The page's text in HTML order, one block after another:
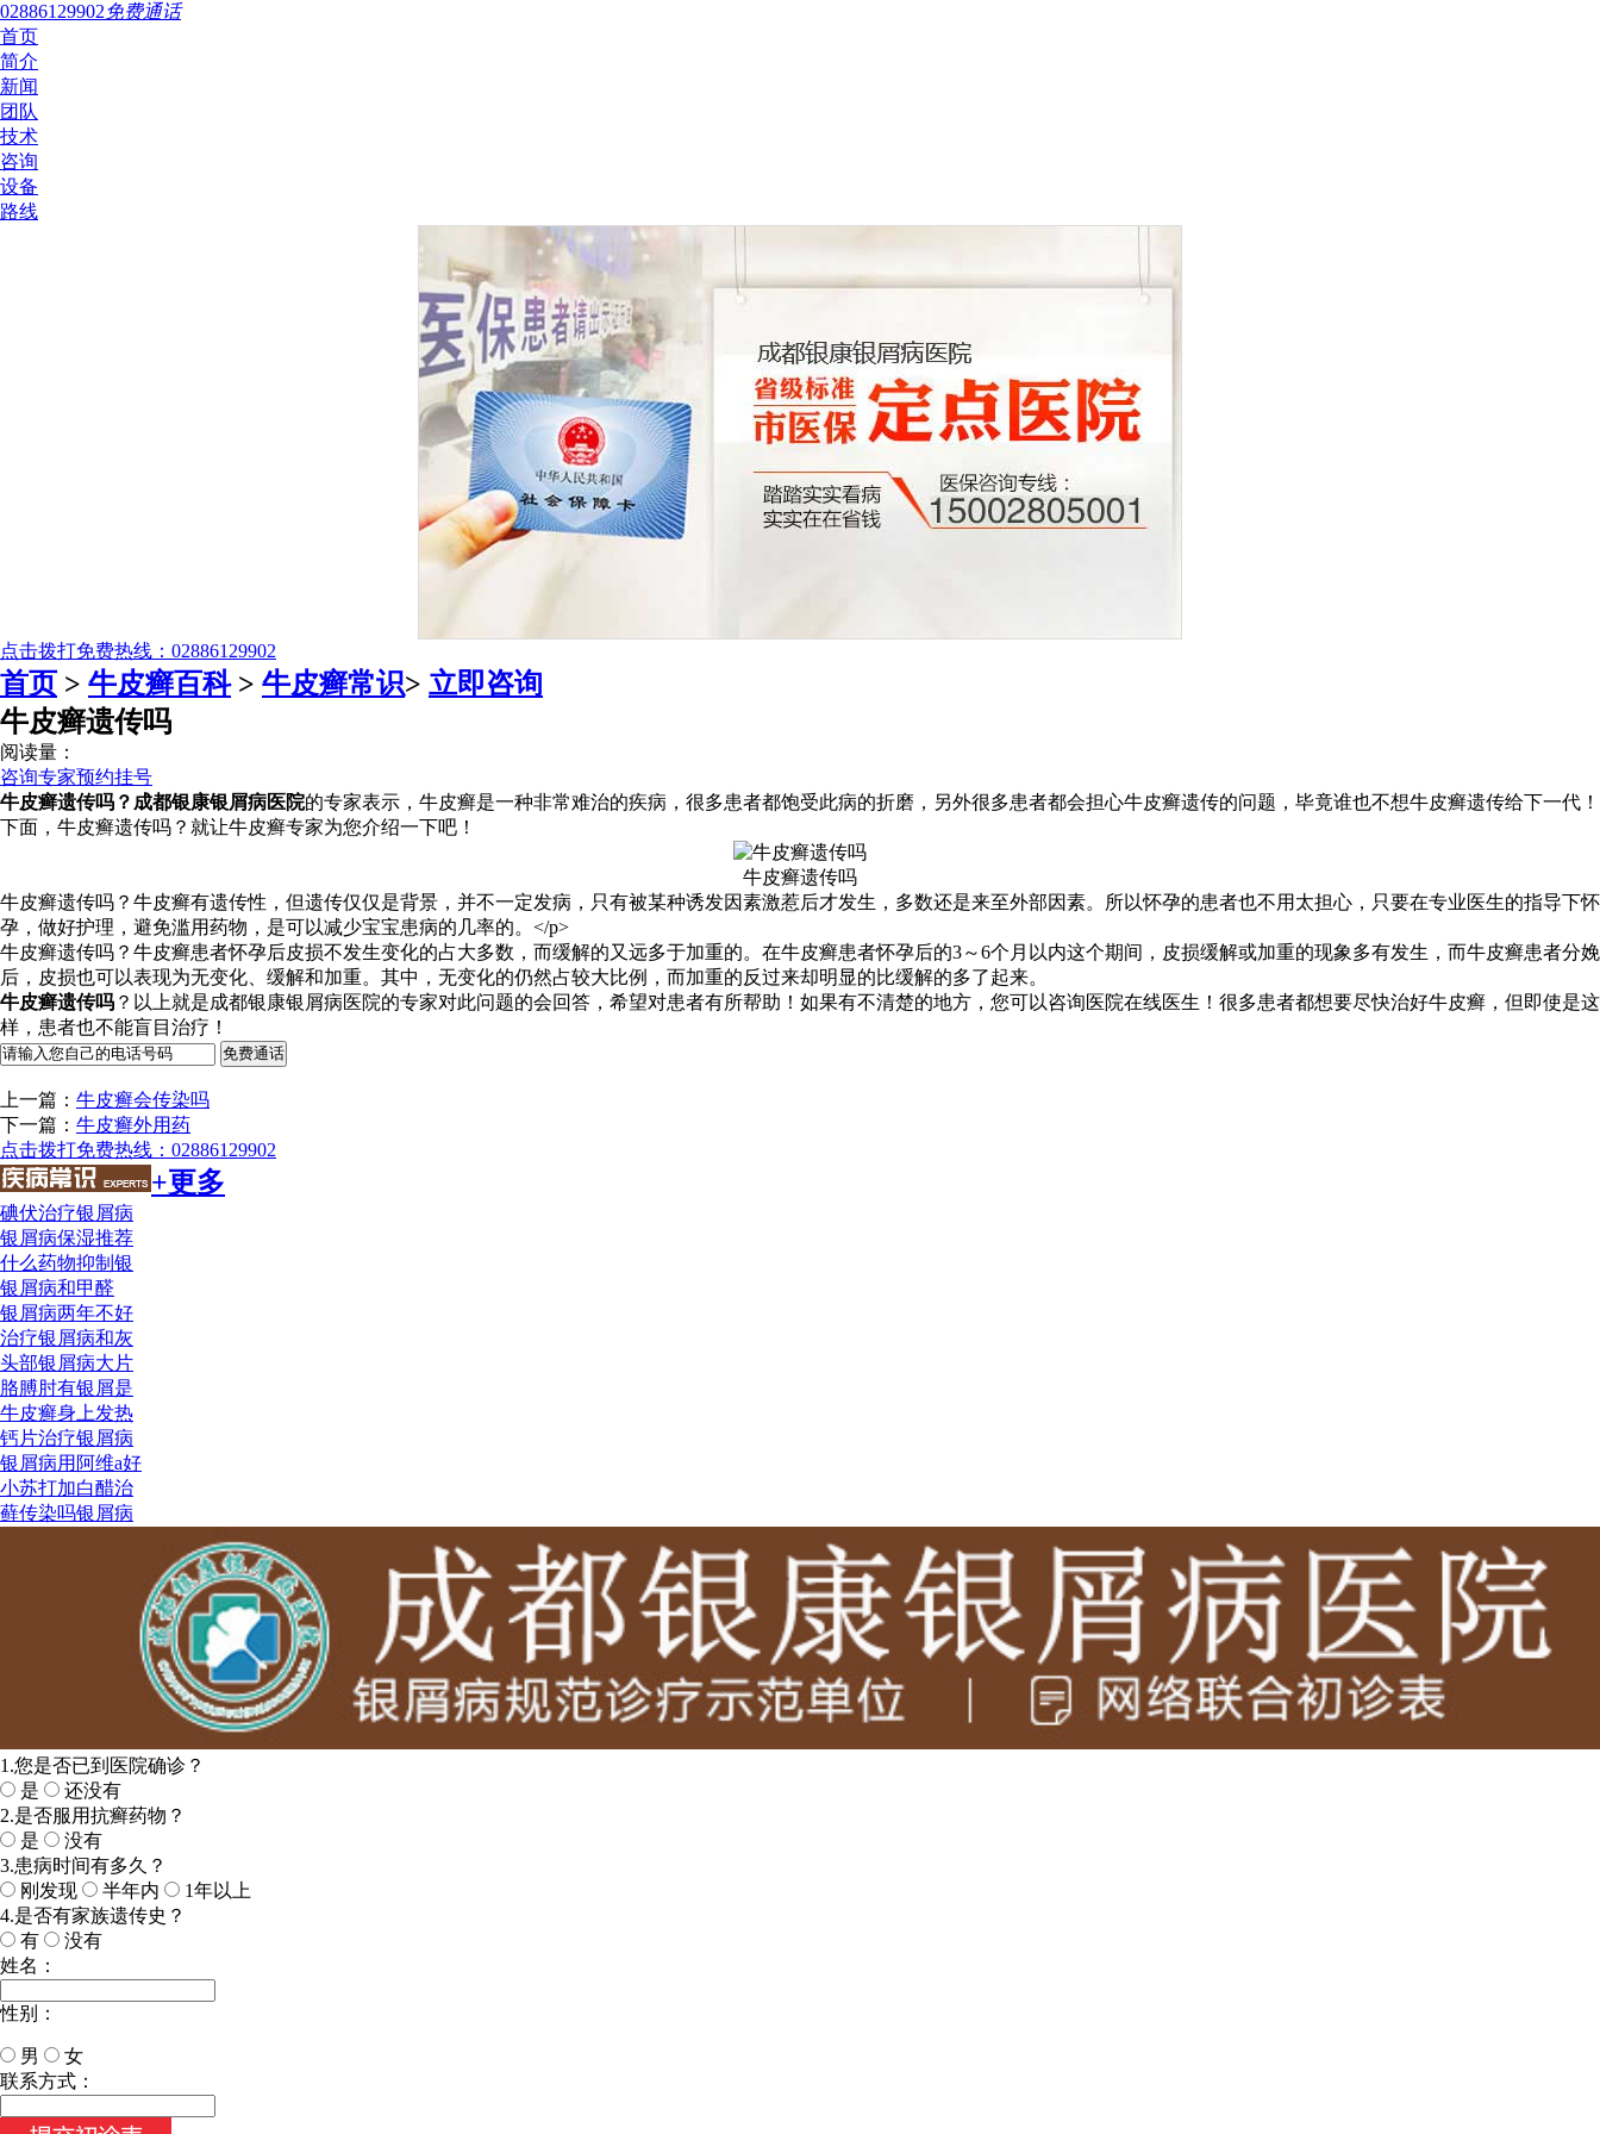
02886129902免费通话
首页
简介
新闻
团队
技术
咨询
设备
路线
点击拨打免费热线：02886129902
首页 > 牛皮癣百科> 牛皮癣常识> 立即咨询
牛皮癣遗传吗
阅读量：
咨询专家预约挂号
牛皮癣遗传吗？成都银康银屑病医院的专家表示，牛皮癣是一种非常难治的疾病，很多患者都饱受此病的折磨，另外很多患者都会担心牛皮癣遗传的问题，毕竟谁也不想牛皮癣遗传给下一代！
下面，牛皮癣遗传吗？就让牛皮癣专家为您介绍一下吧！
牛皮癣遗传吗
牛皮癣遗传吗？牛皮癣有遗传性，但遗传仅仅是背景，并不一定发病，只有被某种诱发因素激惹后才发生，多数还是来至外部因素。所以怀孕的患者也不用太担心，只要在专业医生的指导下怀
孕，做好护理，避免滥用药物，是可以减少宝宝患病的几率的。</p>
牛皮癣遗传吗？牛皮癣患者怀孕后皮损不发生变化的占大多数，而缓解的又远多于加重的。在牛皮癣患者怀孕后的3～6个月以内这个期间，皮损缓解或加重的现象多有发生，而牛皮癣患者分娩
后，皮损也可以表现为无变化、缓解和加重。其中，无变化的仍然占较大比例，而加重的反过来却明显的比缓解的多了起来。
牛皮癣遗传吗 ？以上就是成都银康银屑病医院的专家对此问题的会回答，希望对患者有所帮助！如果有不清楚的地方，您可以咨询医院在线医生！很多患者都想要尽快治好牛皮癣，但即使是这
样，患者也不能盲目治疗！
上一篇： 牛皮癣会传染吗
下一篇： 牛皮癣外用药
点击拨打免费热线：02886129902
+更多
碘伏治疗银屑病
银屑病保湿推荐
什么药物抑制银
银屑病和甲醛
银屑病两年不好
治疗银屑病和灰
头部银屑病大片
胳膊肘有银屑是
牛皮癣身上发热
钙片治疗银屑病
银屑病用阿维a好
小苏打加白醋治
藓传染吗银屑病
1.您是否已到医院确诊？
是
还没有
2.是否服用抗癣药物？
是
没有
3.患病时间有多久？
刚发现
半年内
1年以上
4.是否有家族遗传史？
有
没有
姓名：
性别：
男
女
今天日期：
联系方式：